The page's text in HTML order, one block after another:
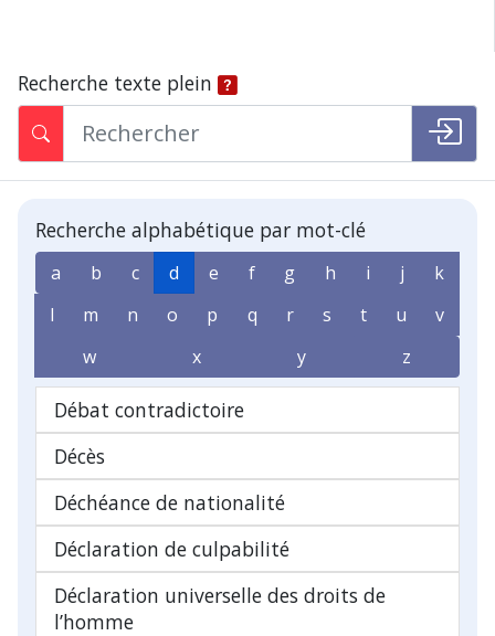
Recherche texte plein
Recherche alphabétique par mot-clé
a b c d e f g h i j
k
l
m n o p q r s t u
v
w
x y z
Débat contradictoire
Décès
Déchéance de nationalité
Déclaration de culpabilité
Déclaration universelle des droits de
l’homme